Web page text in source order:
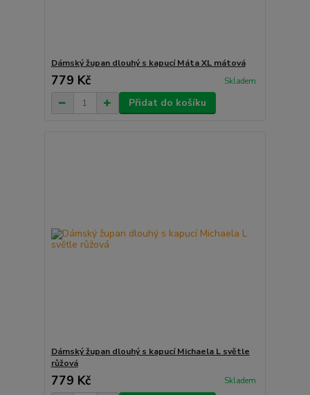
Dámský župan dlouhý s kapucí Máta XL mátová
779 Kč Skladem
Přidat do košíku
Dámský župan dlouhý s kapucí Michaela L světle
růžová
779 Kč Skladem